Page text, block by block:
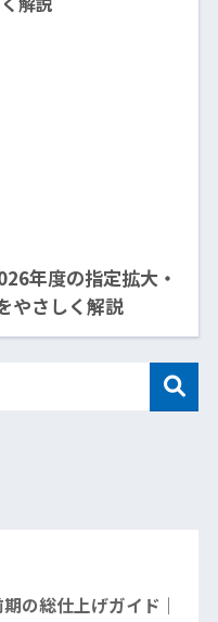
年度の指定拡大・
やさしく解説
の総仕上げガイド｜